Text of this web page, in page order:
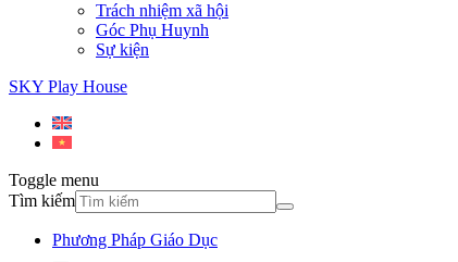
Trách nhiệm xã hội
Góc Phụ Huynh
Sự kiện
SKY Play House
Toggle menu
Tìm kiếm
Phương Pháp Giáo Dục